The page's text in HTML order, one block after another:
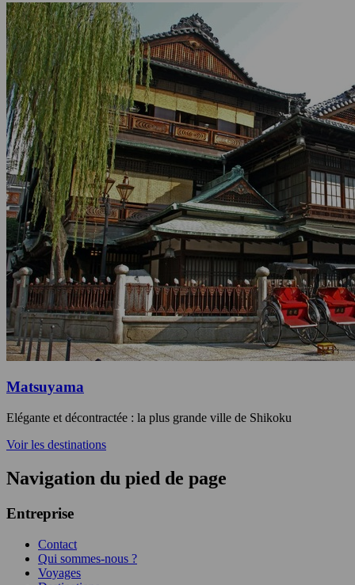
Matsuyama
Elégante et décontractée : la plus grande ville de Shikoku
Voir les destinations
Navigation du pied de page
Entreprise
Contact
Qui sommes-nous ?
Voyages